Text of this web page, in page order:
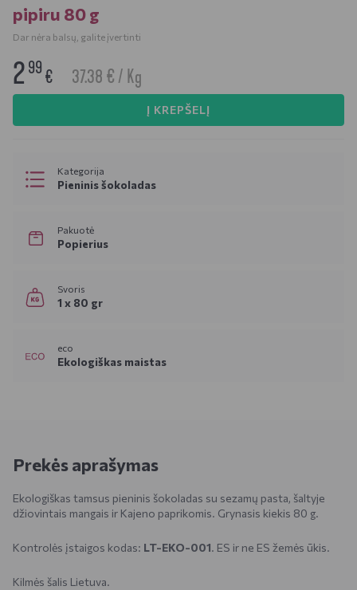
pipiru 80 g
Dar nėra balsų, galite įvertinti
299€ 37.38 € / Kg
Į KREPŠELĮ
Kategorija
Pieninis šokoladas
Pakuotė
Popierius
Svoris
1 x 80 gr
eco
Ekologiškas maistas
Prekės aprašymas
Ekologiškas tamsus pieninis šokoladas su sezamų pasta, šaltyje
džiovintais mangais ir Kajeno paprikomis. Grynasis kiekis 80 g.
Kontrolės įstaigos kodas: LT-EKO-001. ES ir ne ES žemės ūkis.
Kilmės šalis Lietuva.